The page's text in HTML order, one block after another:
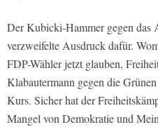
Der Kubicki-Hammer gegen das
verzweifelte Ausdruck dafür.
FDP-Wähler jetzt glauben,
Klabautermann gegen die
Kurs. Sicher hat der
Mangel von Demokratie und